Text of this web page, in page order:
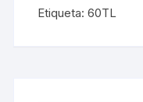
Etiqueta:60TL